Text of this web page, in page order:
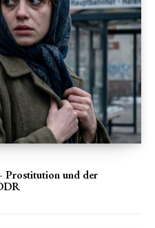
Prostitution und der